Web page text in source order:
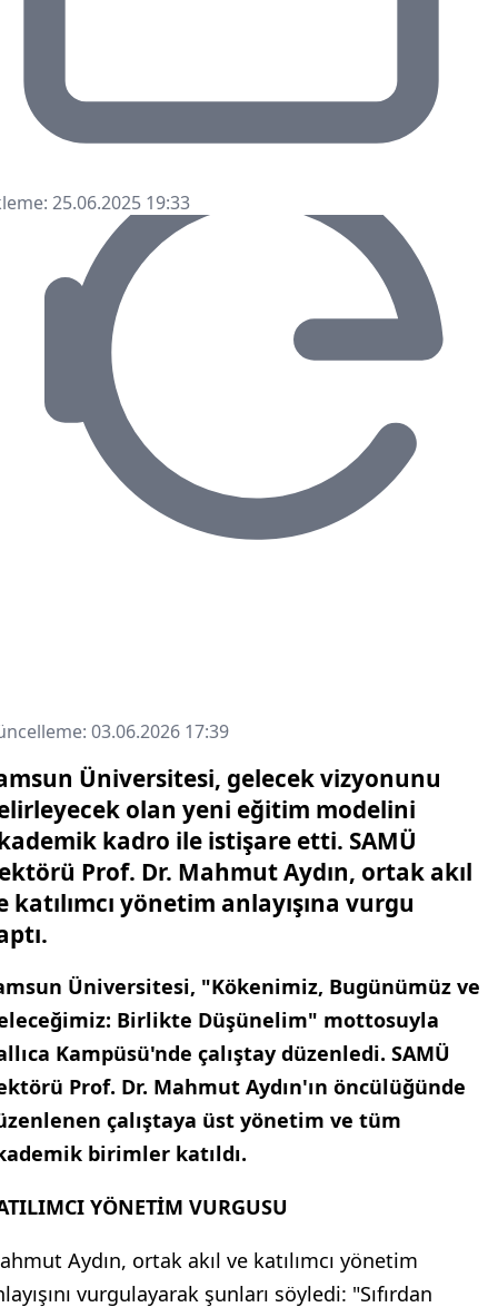
25.06.2025 19:33
03.06.2026 17:39
Üniversitesi, gelecek vizyonunu
olan yeni eğitim modelini
kadro ile istişare etti. SAMÜ
Prof. Dr. Mahmut Aydın, ortak akıl
katılımcı yönetim anlayışına vurgu
Üniversitesi, "Kökenimiz, Bugünümüz ve
Birlikte Düşünelim" mottosuyla
Kampüsü'nde çalıştay düzenledi. SAMÜ
Prof. Dr. Mahmut Aydın'ın öncülüğünde
çalıştaya üst yönetim ve tüm
birimler katıldı.
YÖNETİM VURGUSU
Aydın, ortak akıl ve katılımcı yönetim
vurgulayarak şunları söyledi: "Sıfırdan